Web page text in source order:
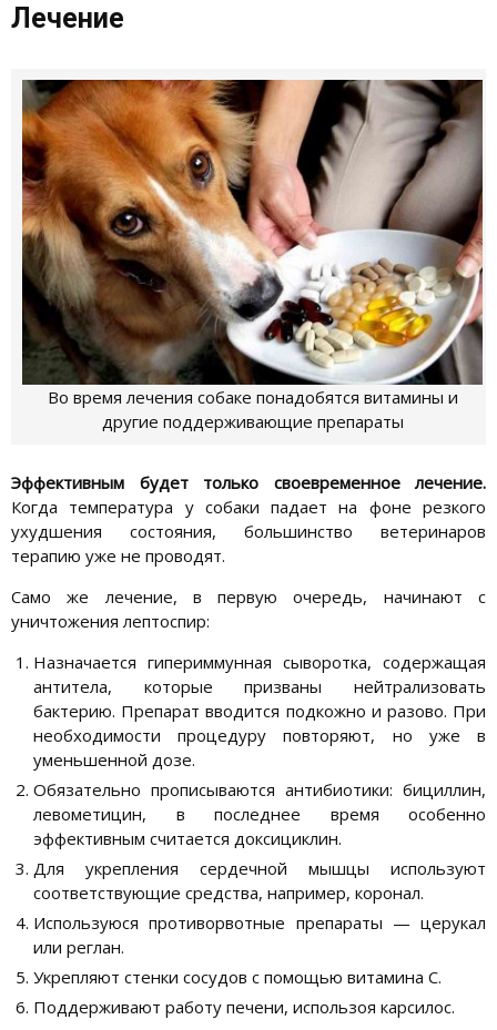
Лечение
Во время лечения собаке понадобятся витамины и
другие поддерживающие препараты
Эффективным будет только своевременное лечение.
Когда температура у собаки падает на фоне резкого
ухудшения состояния, большинство ветеринаров
терапию уже не проводят.
Само же лечение, в первую очередь, начинают с
уничтожения лептоспир:
Назначается гипериммунная сыворотка, содержащая
антитела, которые призваны нейтрализовать
бактерию. Препарат вводится подкожно и разово. При
необходимости процедуру повторяют, но уже в
уменьшенной дозе.
Обязательно прописываются антибиотики: бициллин,
левометицин, в последнее время особенно
эффективным считается доксициклин.
Для укрепления сердечной мышцы используют
соответствующие средства, например, коронал.
Используюся противорвотные препараты — церукал
или реглан.
Укрепляют стенки сосудов с помощью витамина С.
Поддерживают работу печени, использоя карсилос.